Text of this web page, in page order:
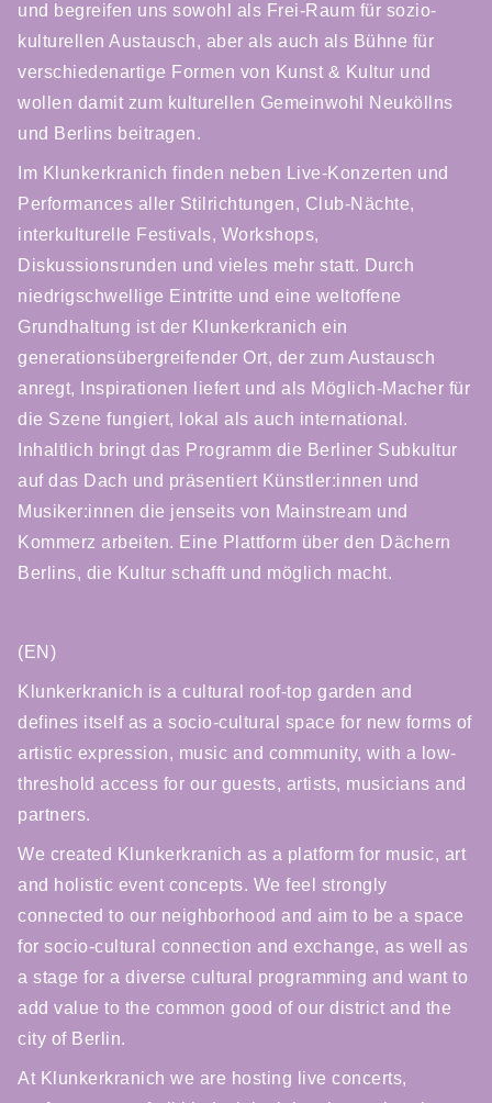
und begreifen uns sowohl als Frei-Raum für sozio-
kulturellen Austausch, aber als auch als Bühne für
verschiedenartige Formen von Kunst & Kultur und
wollen damit zum kulturellen Gemeinwohl Neuköllns
und Berlins beitragen.
Im Klunkerkranich finden neben Live-Konzerten und
Performances aller Stilrichtungen, Club-Nächte,
interkulturelle Festivals, Workshops,
Diskussionsrunden und vieles mehr statt. Durch
niedrigschwellige Eintritte und eine weltoffene
Grundhaltung ist der Klunkerkranich ein
generationsübergreifender Ort, der zum Austausch
anregt, Inspirationen liefert und als Möglich-Macher für
die Szene fungiert, lokal als auch international.
Inhaltlich bringt das Programm die Berliner Subkultur
auf das Dach und präsentiert Künstler:innen und
Musiker:innen die jenseits von Mainstream und
Kommerz arbeiten. Eine Plattform über den Dächern
Berlins, die Kultur schafft und möglich macht.
(EN)
Klunkerkranich is a cultural roof-top garden and
defines itself as a socio-cultural space for new forms of
artistic expression, music and community, with a low-
threshold access for our guests, artists, musicians and
partners.
We created Klunkerkranich as a platform for music, art
and holistic event concepts. We feel strongly
connected to our neighborhood and aim to be a space
for socio-cultural connection and exchange, as well as
a stage for a diverse cultural programming and want to
add value to the common good of our district and the
city of Berlin.
At Klunkerkranich we are hosting live concerts,